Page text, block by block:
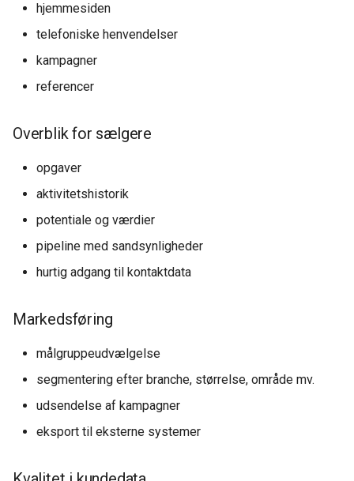
hjemmesiden
telefoniske henvendelser
kampagner
referencer
Overblik for sælgere
opgaver
aktivitetshistorik
potentiale og værdier
pipeline med sandsynligheder
hurtig adgang til kontaktdata
Markedsføring
målgruppeudvælgelse
segmentering efter branche, størrelse, område mv.
udsendelse af kampagner
eksport til eksterne systemer